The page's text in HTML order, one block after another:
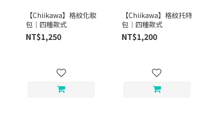
【Chiikawa】格紋化妝
包｜四種款式
NT$1,250
【Chiikawa】格紋托特
包｜四種款式
NT$1,200